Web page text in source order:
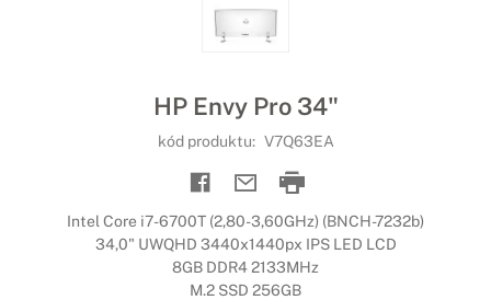
HP Envy Pro 34"
kód produktu: V7Q63EA
Intel Core i7-6700T (2,80-3,60GHz) (BNCH-7232b)
34,0" UWQHD 3440x1440px IPS LED LCD
8GB DDR4 2133MHz
M.2 SSD 256GB